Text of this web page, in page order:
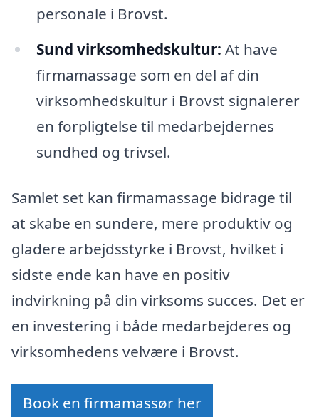
personale i Brovst.
Sund virksomhedskultur: At have
firmamassage som en del af din
virksomhedskultur i Brovst signalerer
en forpligtelse til medarbejdernes
sundhed og trivsel.
Samlet set kan firmamassage bidrage til
at skabe en sundere, mere produktiv og
gladere arbejdsstyrke i Brovst, hvilket i
sidste ende kan have en positiv
indvirkning på din virksoms succes. Det er
en investering i både medarbejderes og
virksomhedens velvære i Brovst.
Book en firmamassør her